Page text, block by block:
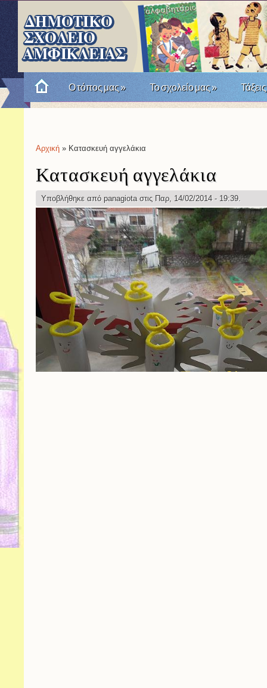
Ο τόπος μας» Το σχολείο μας» Τάξεις
Είστε εδώ
Αρχική » Κατασκευή αγγελάκια
Κατασκευή αγγελάκια
Υποβλήθηκε από panagiotaστις Παρ, 14/02/2014 - 19:39.